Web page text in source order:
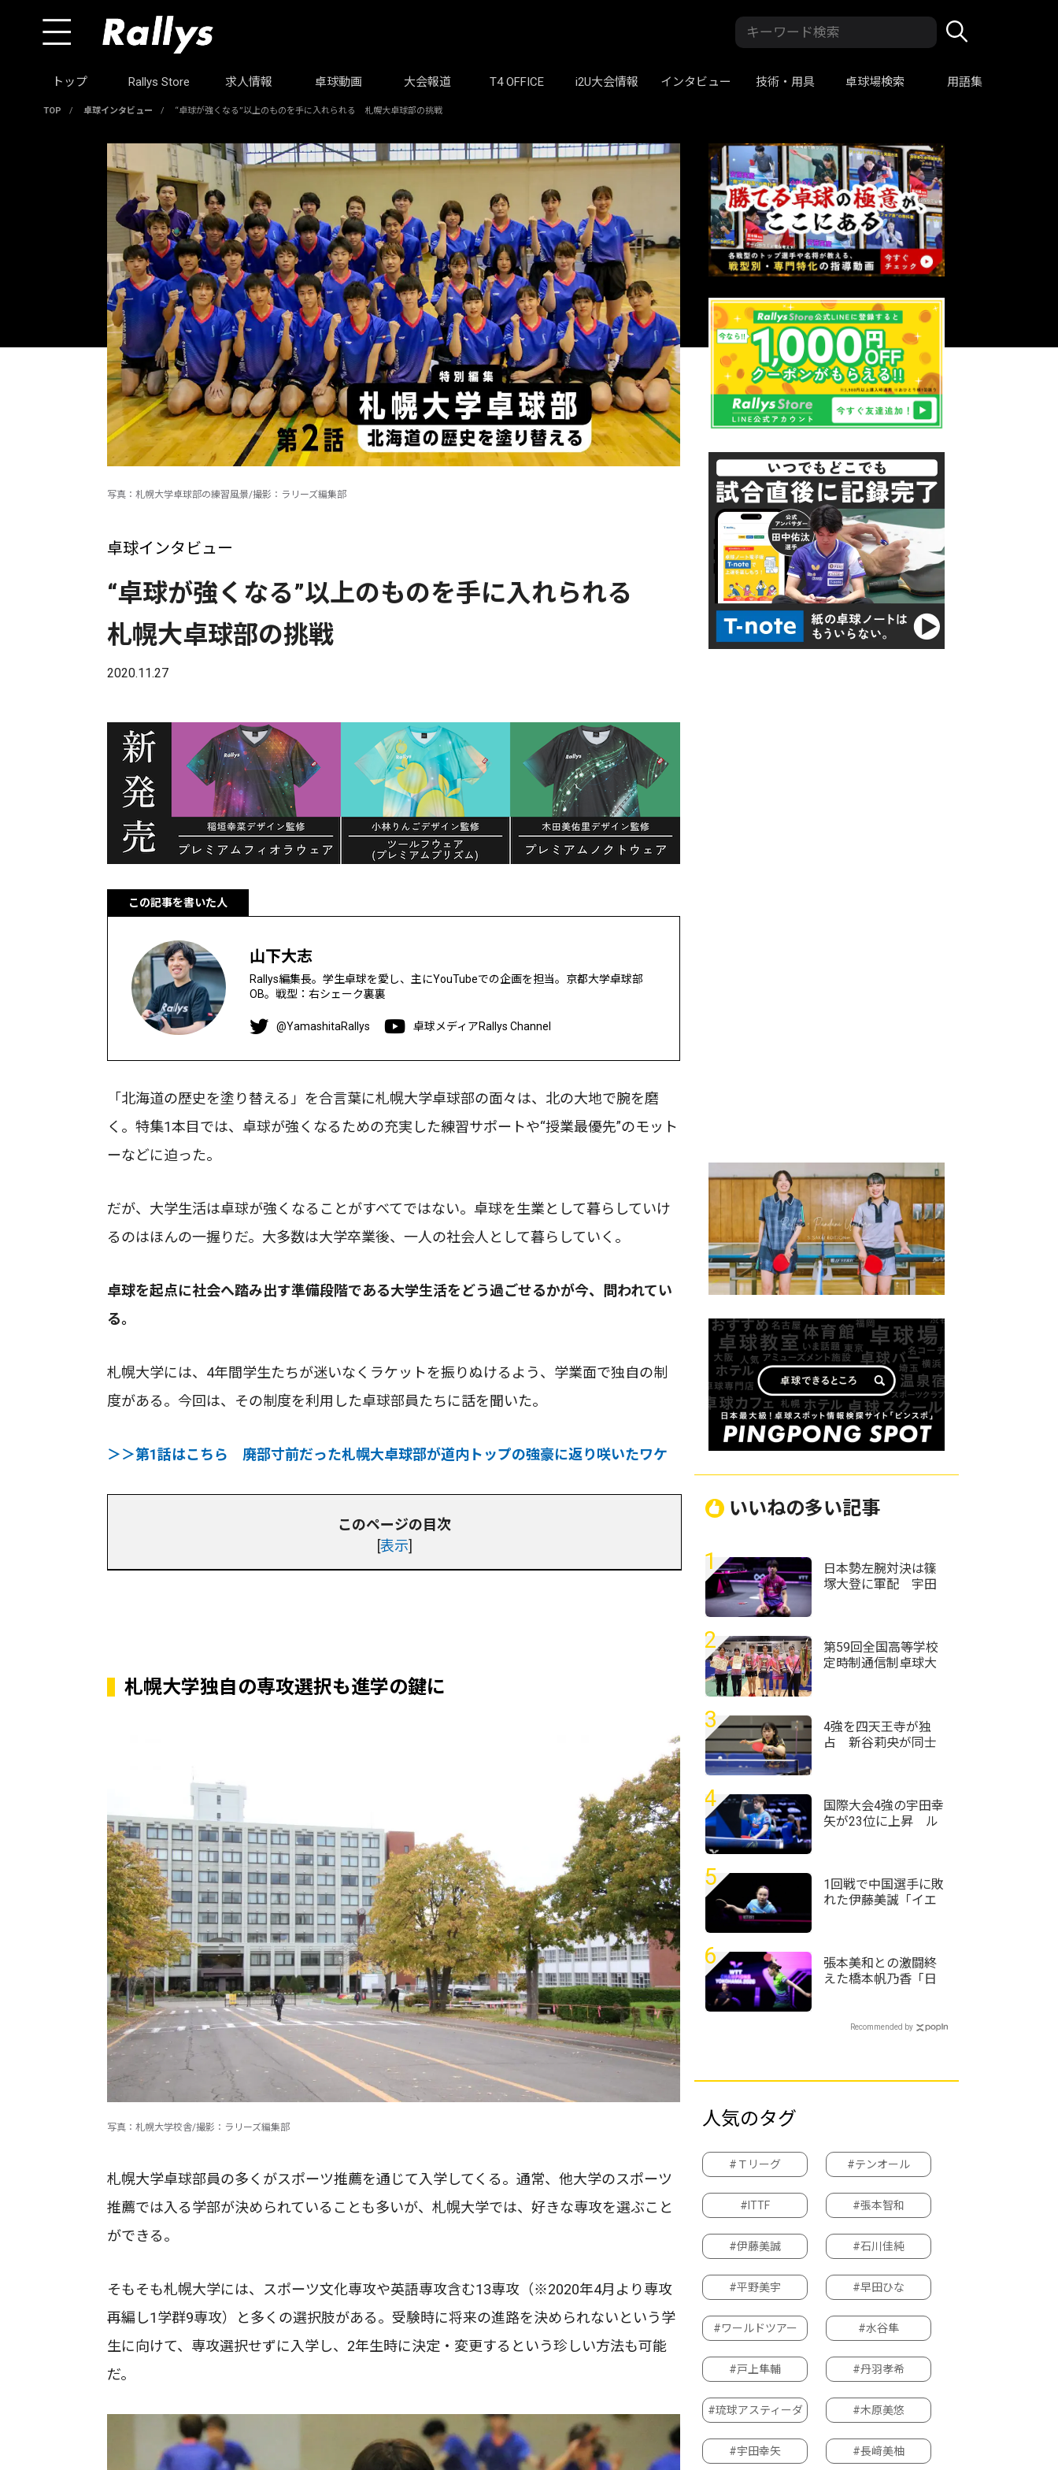
トップ Rallys Store 求人情報 卓球動画 大会報道 T4 OFFICE i2U大会情報 インタビュー 技術・用具 卓球場検索 用語集
TOP / 卓球インタビュー / “卓球が強くなる”以上のものを手に入れられる 札幌大卓球部の挑戦
写真：札幌大学卓球部の練習風景/撮影：ラリーズ編集部
卓球インタビュー
“卓球が強くなる”以上のものを手に入れられる
札幌大卓球部の挑戦
2020.11.27
この記事を書いた人
山下大志
Rallys編集長。学生卓球を愛し、主にYouTubeでの企画を担当。京都大学卓球部
OB。戦型：右シェーク裏裏
@YamashitaRallys 卓球メディアRallys Channel
「北海道の歴史を塗り替える」を合言葉に札幌大学卓球部の面々は、北の大地で腕を磨
く。特集1本目では、卓球が強くなるための充実した練習サポートや“授業最優先”のモット
ーなどに迫った。
だが、大学生活は卓球が強くなることがすべてではない。卓球を生業として暮らしていけ
るのはほんの一握りだ。大多数は大学卒業後、一人の社会人として暮らしていく。
卓球を起点に社会へ踏み出す準備段階である大学生活をどう過ごせるかが今、問われてい
る。
札幌大学には、4年間学生たちが迷いなくラケットを振りぬけるよう、学業面で独自の制
度がある。今回は、その制度を利用した卓球部員たちに話を聞いた。
＞＞第1話はこちら 廃部寸前だった札幌大卓球部が道内トップの強豪に返り咲いたワケ
このページの目次
[表示]
札幌大学独自の専攻選択も進学の鍵に
写真：札幌大学校舎/撮影：ラリーズ編集部
札幌大学卓球部員の多くがスポーツ推薦を通じて入学してくる。通常、他大学のスポーツ
推薦では入る学部が決められていることも多いが、札幌大学では、好きな専攻を選ぶこと
ができる。
そもそも札幌大学には、スポーツ文化専攻や英語専攻含む13専攻（※2020年4月より専攻
再編し1学群9専攻）と多くの選択肢がある。受験時に将来の進路を決められないという学
生に向けて、専攻選択せずに入学し、2年生時に決定・変更するという珍しい方法も可能
だ。
いいねの多い記事
1
日本勢左腕対決は篠
塚大登に軍配 宇田
ンズ横浜2026＞
2
第59回全国高等学校
定時制通信制卓球大
3
4強を四天王寺が独
占 新谷莉央が同士
＞
4
国際大会4強の宇田幸
矢が23位に上昇 ル
グ（2026年第31週）
5
1回戦で中国選手に敗
れた伊藤美誠「イエ
チャンピオンズ横浜
2026＞
6
張本美和との激闘終
えた橋本帆乃香「日
い」＜卓球・WTTチ
Recommended by
人気のタグ
#Ｔリーグ #テンオール
#ITTF #張本智和
#伊藤美誠 #石川佳純
#平野美宇 #早田ひな
#ワールドツアー #水谷隼
#戸上隼輔 #丹羽孝希
#琉球アスティーダ #木原美悠
#宇田幸矢 #長﨑美柚